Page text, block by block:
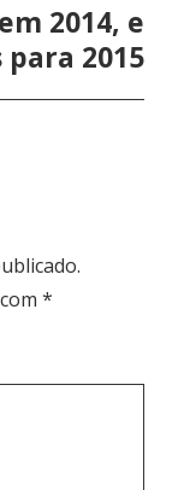
2014, e
2015
*